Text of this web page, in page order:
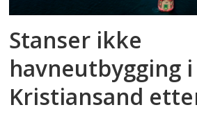
Stanser ikke
havneutbygging i
Kristiansand